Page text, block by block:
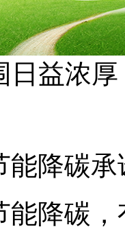
日益浓厚
能降碳承
降碳，